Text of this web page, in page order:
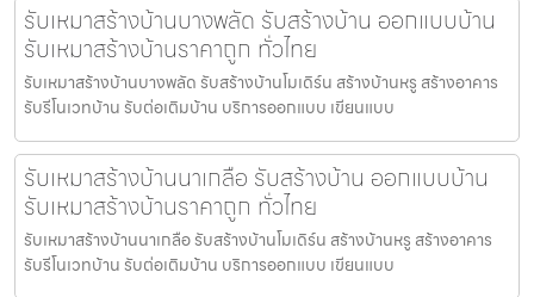
รับเหมาสร้างบ้านบางพลัด รับสร้างบ้าน ออกแบบบ้าน
รับเหมาสร้างบ้านราคาถูก ทั่วไทย
รับเหมาสร้างบ้านบางพลัด รับสร้างบ้านโมเดิร์น สร้างบ้านหรู สร้างอาคาร
รับรีโนเวทบ้าน รับต่อเติมบ้าน บริการออกแบบ เขียนแบบ
รับเหมาสร้างบ้านนาเกลือ รับสร้างบ้าน ออกแบบบ้าน
รับเหมาสร้างบ้านราคาถูก ทั่วไทย
รับเหมาสร้างบ้านนาเกลือ รับสร้างบ้านโมเดิร์น สร้างบ้านหรู สร้างอาคาร
รับรีโนเวทบ้าน รับต่อเติมบ้าน บริการออกแบบ เขียนแบบ